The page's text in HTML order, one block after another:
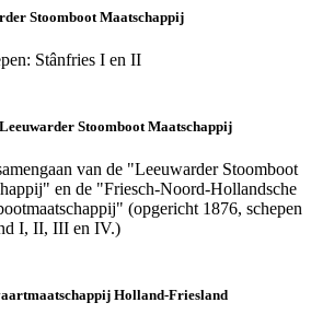
Stoomboot Maatschappij
Stânfries I en II
Stoomboot Maatschappij
van de "Leeuwarder Stoomboot
en de "Friesch-Noord-Hollandsche
(opgericht 1876, schepen
I, II, III en IV.)
Holland-Friesland